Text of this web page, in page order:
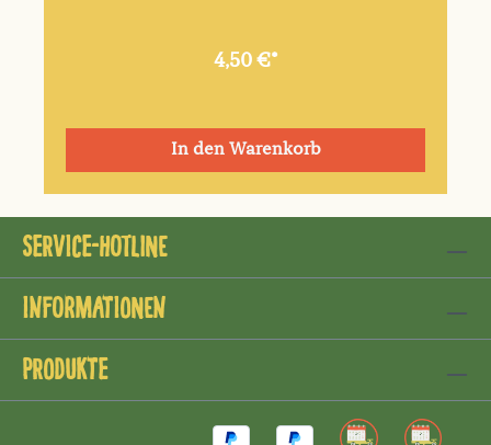
4,50 €*
In den Warenkorb
Service-Hotline
Informationen
Produkte